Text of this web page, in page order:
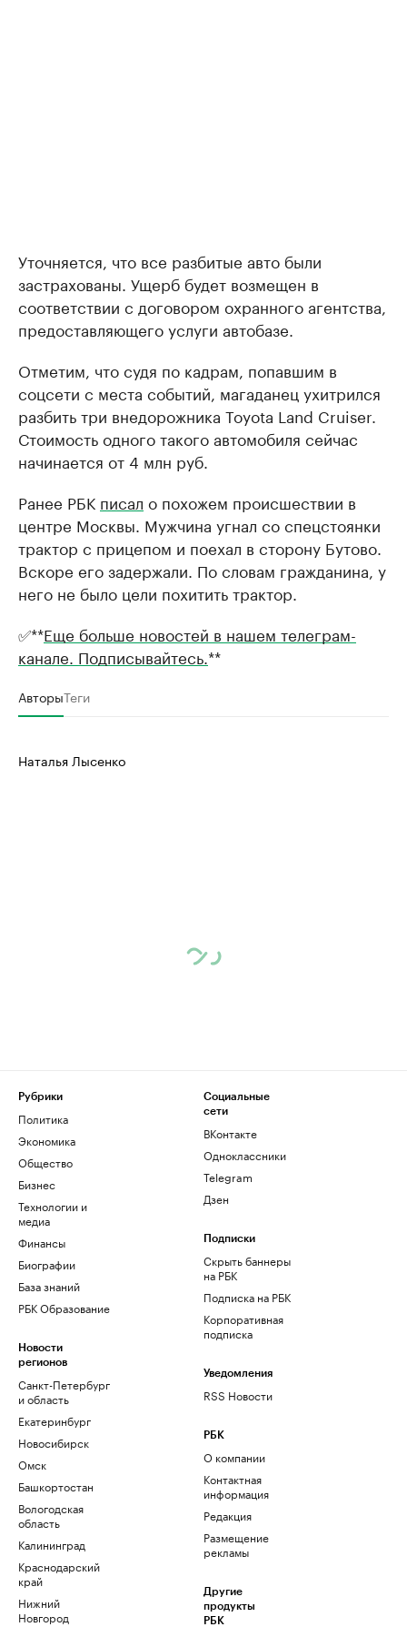
Уточняется, что все разбитые авто были
застрахованы. Ущерб будет возмещен в
соответствии с договором охранного агентства,
предоставляющего услуги автобазе.
Отметим, что судя по кадрам, попавшим в
соцсети с места событий, магаданец ухитрился
разбить три внедорожника Toyota Land Cruiser.
Стоимость одного такого автомобиля сейчас
начинается от 4 млн руб.
Ранее РБК писал о похожем происшествии в
центре Москвы. Мужчина угнал со спецстоянки
трактор с прицепом и поехал в сторону Бутово.
Вскоре его задержали. По словам гражданина, у
него не было цели похитить трактор.
✅**Еще больше новостей в нашем телеграм-
канале. Подписывайтесь. **
АвторыТеги
Наталья Лысенко
Рубрики
Политика
Экономика
Общество
Бизнес
Технологии и
медиа
Финансы
Биографии
База знаний
РБК Образование
Новости
регионов
Санкт-Петербург
и область
Екатеринбург
Новосибирск
Омск
Башкортостан
Вологодская
область
Калининград
Краснодарский
край
Нижний
Новгород
Социальные
сети
ВКонтакте
Одноклассники
Telegram
Дзен
Подписки
Скрыть баннеры
на РБК
Подписка на РБК
Корпоративная
подписка
Уведомления
RSS Новости
РБК
О компании
Контактная
информация
Редакция
Размещение
рекламы
Другие
продукты
РБК